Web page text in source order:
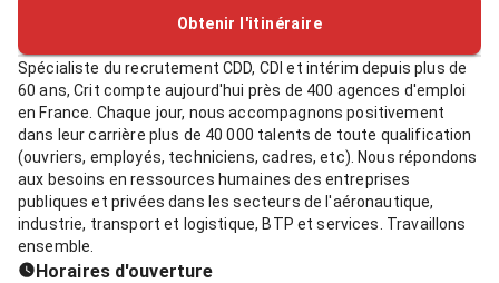
Obtenir l'itinéraire
Spécialiste du recrutement CDD, CDI et intérim depuis plus de
60 ans, Crit compte aujourd'hui près de 400 agences d'emploi
en France. Chaque jour, nous accompagnons positivement
dans leur carrière plus de 40 000 talents de toute qualification
(ouvriers, employés, techniciens, cadres, etc). Nous répondons
aux besoins en ressources humaines des entreprises
publiques et privées dans les secteurs de l'aéronautique,
industrie, transport et logistique, BTP et services. Travaillons
ensemble.
Horaires d'ouverture